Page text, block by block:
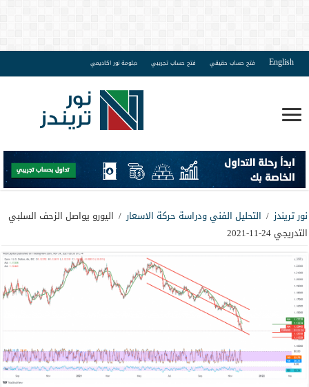
English فتح حساب حقيقي فتح حساب تجريبي دبلومة نور اكاديمي
نور تريندز / التحليل الفني ودراسة حركة الاسعار / اليورو يواصل الزحف السلبي
التدريجي 24-11-2021